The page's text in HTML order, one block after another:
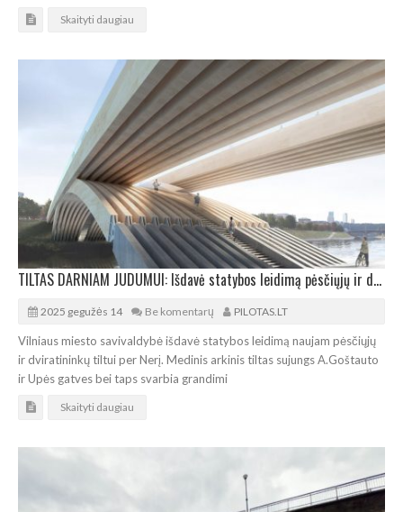
Skaityti daugiau
TILTAS DARNIAM JUDUMUI: Išdavė statybos leidimą pėsčiųjų ir dviratininkų tiltui per Nerį
2025 gegužės 14 Be komentarų PILOTAS.LT
Vilniaus miesto savivaldybė išdavė statybos leidimą naujam pėsčiųjų
ir dviratininkų tiltui per Nerį. Medinis arkinis tiltas sujungs A.Goštauto
ir Upės gatves bei taps svarbia grandimi
Skaityti daugiau